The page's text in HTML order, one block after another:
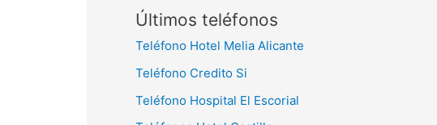
Últimos teléfonos
Teléfono Hotel Melia Alicante
Teléfono Credito Si
Teléfono Hospital El Escorial